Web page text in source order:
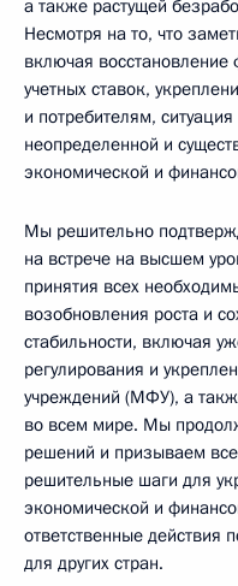
а также растущей
Несмотря на то, что
включая
учетных ставок,
и потребителям,
неопределенной и
экономической и
Мы решительно
на встрече на высшем
принятия всех
возобновления роста и
стабильности, включая
регулирования и
учреждений (МФУ), а
во всем мире. Мы
решений и призываем
решительные шаги для
экономической и
ответственные действия
для других стран.